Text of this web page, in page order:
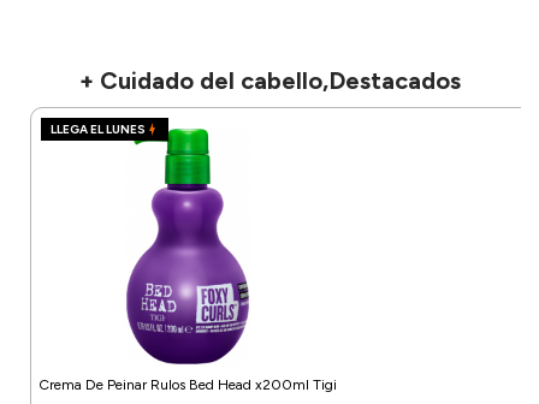
+ Cuidado del cabello,Destacados
LLEGA EL LUNES
Crema De Peinar Rulos Bed Head x200ml Tigi